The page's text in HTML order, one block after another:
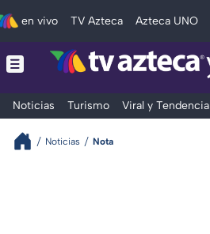
en vivo TV Azteca Azteca UNO
Noticias Turismo Viral y Tendencia
Noticias Nota